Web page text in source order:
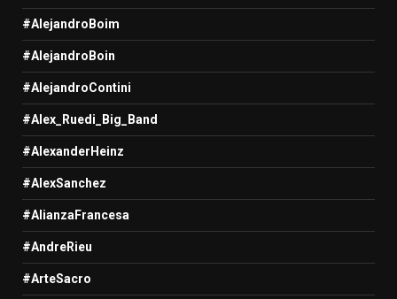
#AlejandroBoim
#AlejandroBoin
#AlejandroContini
#Alex_Ruedi_Big_Band
#AlexanderHeinz
#AlexSanchez
#AlianzaFrancesa
#AndreRieu
#ArteSacro